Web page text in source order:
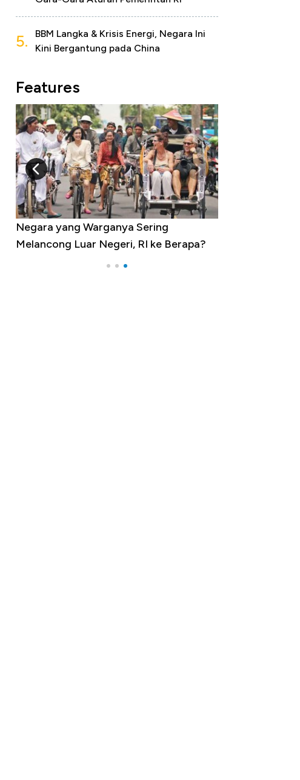
5.
BBM Langka & Krisis Energi, Negara Ini
Kini Bergantung pada China
Features
Negara yang Warganya Sering
Melancong Luar Negeri, RI ke Berapa?